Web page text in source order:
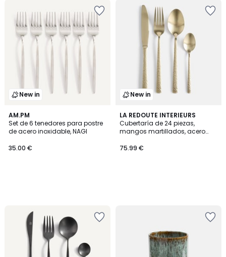
New in
AM.PM
Set de 6 tenedores para postre
de acero inoxidable, NAGI
35.00 €
New in
LA REDOUTE INTERIEURS
Cubertaría de 24 piezas,
mangos martillados, acero
75.99 €